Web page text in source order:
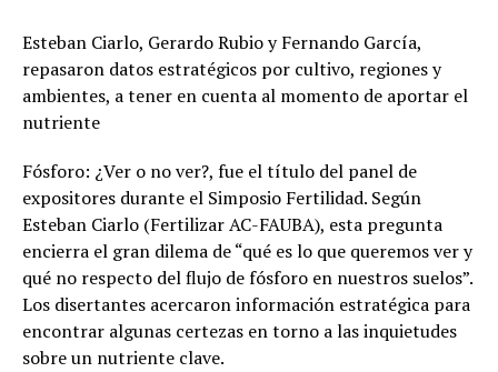
Esteban Ciarlo, Gerardo Rubio y Fernando García,
repasaron datos estratégicos por cultivo, regiones y
ambientes, a tener en cuenta al momento de aportar el
nutriente
Fósforo: ¿Ver o no ver?, fue el título del panel de
expositores durante el Simposio Fertilidad. Según
Esteban Ciarlo (Fertilizar AC-FAUBA), esta pregunta
encierra el gran dilema de “qué es lo que queremos ver y
qué no respecto del flujo de fósforo en nuestros suelos”.
Los disertantes acercaron información estratégica para
encontrar algunas certezas en torno a las inquietudes
sobre un nutriente clave.